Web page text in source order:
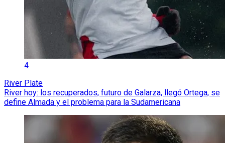
4
River Plate
River hoy: los recuperados, futuro de Galarza, llegó Ortega, se
define Almada y el problema para la Sudamericana